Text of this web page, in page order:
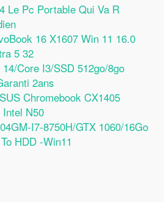
Le Pc Portable Qui Va R
16 X1607 Win 11 16.0
5 32
Core I3/SSD 512go/8go
2ans
Chromebook CX1405
N50
I7-8750H/GTX 1060/16Go
HDD -Win11